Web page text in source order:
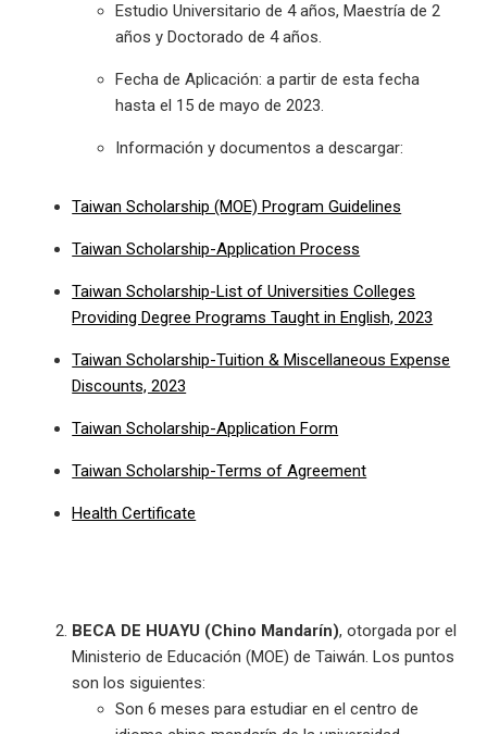
Estudio Universitario de 4 años, Maestría de 2
años y Doctorado de 4 años.
Fecha de Aplicación: a partir de esta fecha
hasta el 15 de mayo de 2023.
Información y documentos a descargar:
Taiwan Scholarship (MOE) Program Guidelines
Taiwan Scholarship-Application Process
Taiwan Scholarship-List of Universities Colleges
Providing Degree Programs Taught in English, 2023
Taiwan Scholarship-Tuition & Miscellaneous Expense
Discounts, 2023
Taiwan Scholarship-Application Form
Taiwan Scholarship-Terms of Agreement
Health Certificate
BECA DE HUAYU (Chino Mandarín), otorgada por el
Ministerio de Educación (MOE) de Taiwán. Los puntos
son los siguientes:
Son 6 meses para estudiar en el centro de